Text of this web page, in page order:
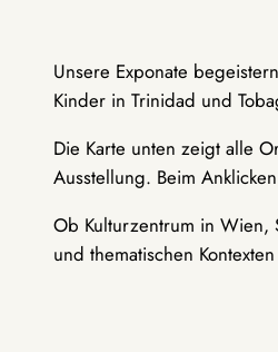
Unsere Exponate
Kinder in Trinidad und
Die Karte unten zeigt alle
Ausstellung. Beim
Ob Kulturzentrum in Wien,
und thematischen